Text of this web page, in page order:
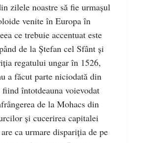
zilele noastre să fie urmaşul
venite în Europa în
ce trebuie accentuat este
de la Ştefan cel Sfânt şi
regatului ungar în 1526,
a făcut parte niciodată din
întotdeauna voievodat
de la Mohacs din
şi cucerirea capitalei
ca urmare dispariţia de pe